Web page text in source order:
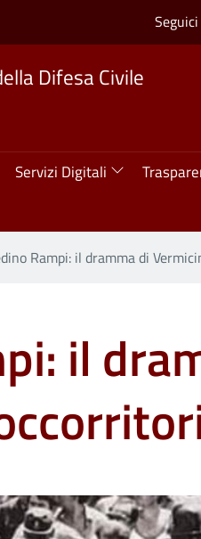
Difesa Civile
Servizi Digitali
Rampi: il dramma di
il